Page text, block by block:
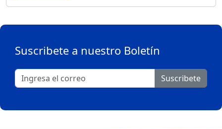
Suscribete a nuestro Boletín
Suscribete